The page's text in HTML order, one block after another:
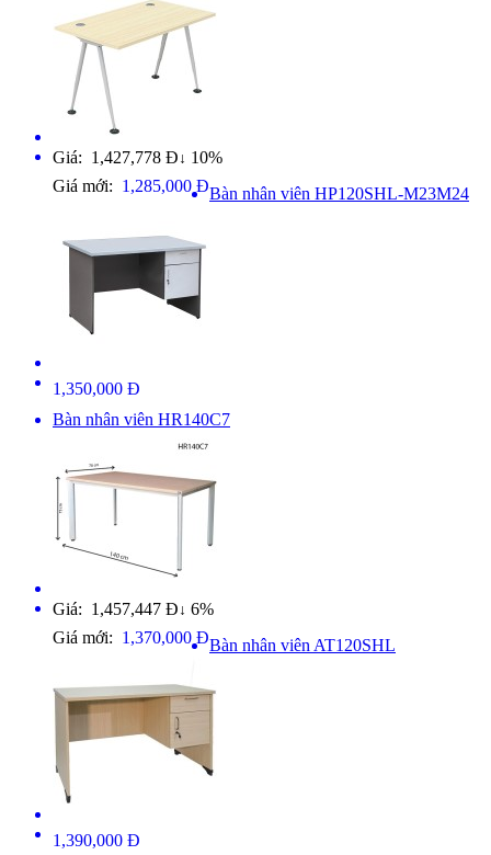
Giá: 1,427,778 Đ ↓ 10%
Giá mới: 1,285,000 ĐBàn nhân viên HP120SHL-M23M24
1,350,000 Đ
Bàn nhân viên HR140C7
Giá: 1,457,447 Đ ↓ 6%
Giá mới: 1,370,000 ĐBàn nhân viên AT120SHL
1,390,000 Đ